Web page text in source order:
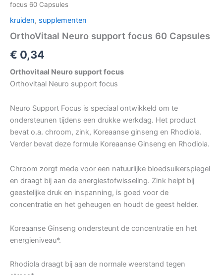
focus 60 Capsules
kruiden, supplementen
OrthoVitaal Neuro support focus 60 Capsules
€ 0,34
Orthovitaal Neuro support focus
Orthovitaal Neuro support focus
Neuro Support Focus is speciaal ontwikkeld om te
ondersteunen tijdens een drukke werkdag. Het product
bevat o.a. chroom, zink, Koreaanse ginseng en Rhodiola.
Verder bevat deze formule Koreaanse Ginseng en Rhodiola.
Chroom zorgt mede voor een natuurlijke bloedsuikerspiegel
en draagt bij aan de energiestofwisseling. Zink helpt bij
geestelijke druk en inspanning, is goed voor de
concentratie en het geheugen en houdt de geest helder.
Koreaanse Ginseng ondersteunt de concentratie en het
energieniveau*.
Rhodiola draagt bij aan de normale weerstand tegen